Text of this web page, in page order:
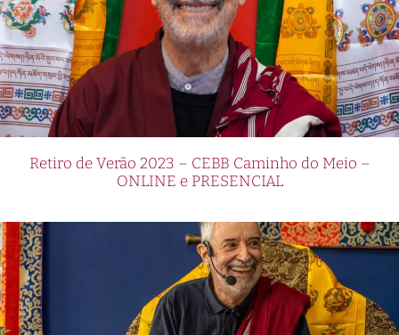
Retiro de Verão 2023 – CEBB Caminho do Meio –
ONLINE e PRESENCIAL